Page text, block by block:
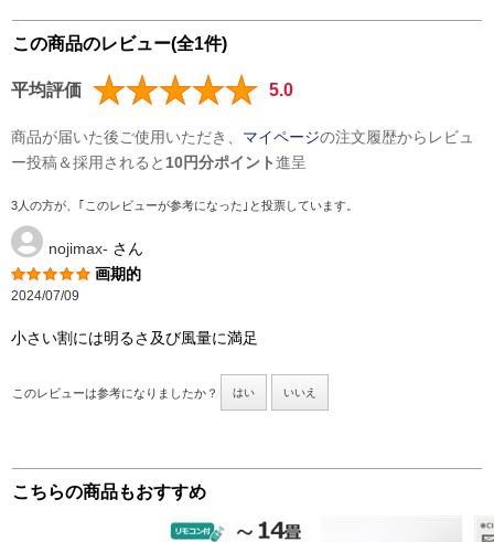
この商品のレビュー(全1件)
平均評価 5.0
商品が届いた後ご使用いただき、 マイページの注文履歴からレビュ
ー投稿＆採用されると 10円分ポイント進呈
3人の方が、｢このレビューが参考になった｣と投票しています。
nojimax- さん
画期的
2024/07/09
小さい割には明るさ及び風量に満足
このレビューは参考になりましたか？ はい いいえ
こちらの商品もおすすめ